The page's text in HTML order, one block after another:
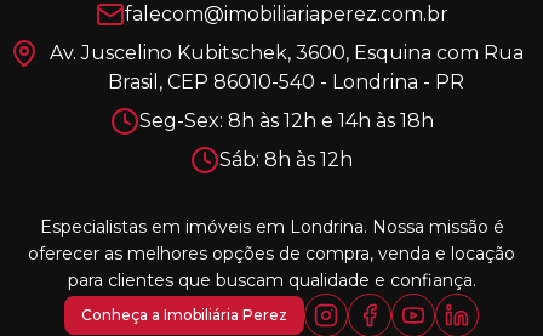
falecom@imobiliariaperez.com.br
Av. Juscelino Kubitschek, 3600, Esquina com Rua
Brasil, CEP 86010-540 - Londrina - PR
Seg-Sex: 8h às 12h e 14h às 18h
Sáb: 8h às 12h
Especialistas em imóveis em Londrina. Nossa missão é
oferecer as melhores opções de compra, venda e locação
para clientes que buscam qualidade e confiança.
Conheça a Imobiliária Perez